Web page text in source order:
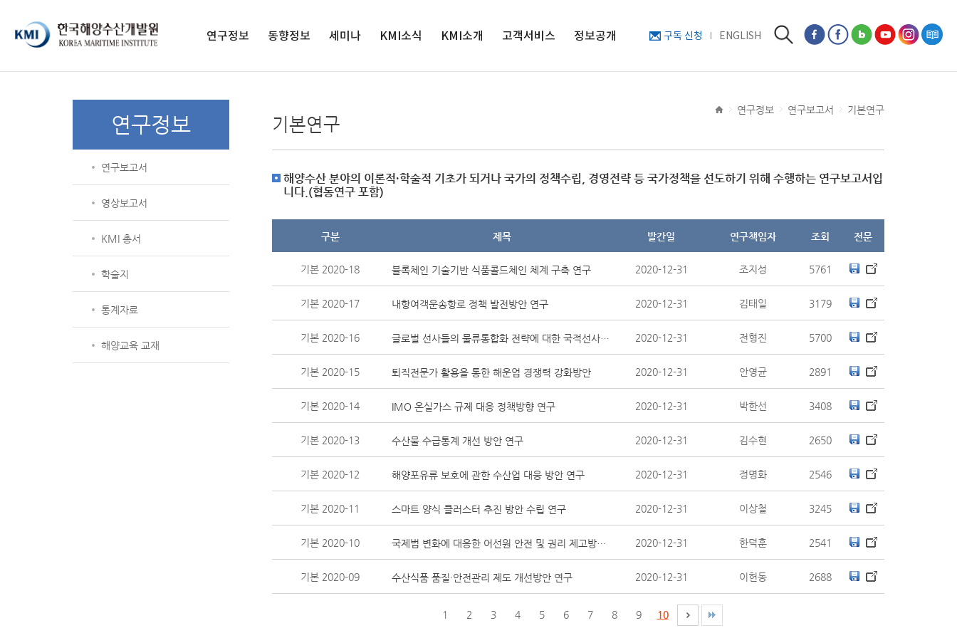
구독 신청 ENGLISH
검색
페이스북 페이지
페이스북 프로필
네이버블로그 인스타그램
전자도서관
연구정보
학술지
동향정보
종간 간행물
세미나
망대회
럼
KMI소식
보도자료
영상보도
KMI소개
연구사업
조직도
클린신고센터
KMI 홍보관
오시는 길
고객서비스
발간자료 구독안
정보공개
연구정보
연구보고서
영상보고서
KMI 총서
학술지
통계자료
해양교육 교재
연구정보 연구보고서 기본연구
기본연구
해양수산 분야의 이론적·학술적 기초가 되거나 국가의 정책수립, 경영전략 등 국가정책을 선도하기 위해 수행하는 연구보고서입
니다.(협동연구 포함)
구분 제목 발간일 연구책임자 조회 전문
기본 2020-18 블록체인 기술기반 식품콜드체인 체계 구축 연구 2020-12-31 조지성 5761
기본 2020-17 내항여객운송항로 정책 발전방안 연구 2020-12-31 김태일 3179
기본 2020-16 글로벌 선사들의 물류통합화 전략에 대한 국적선사의 대응방안 2020-12-31 전형진 5700
기본 2020-15 퇴직전문가 활용을 통한 해운업 경쟁력 강화방안 2020-12-31 안영균 2891
기본 2020-14 IMO 온실가스 규제 대응 정책방향 연구 2020-12-31 박한선 3408
기본 2020-13 수산물 수급통계 개선 방안 연구 2020-12-31 김수현 2650
기본 2020-12 해양포유류 보호에 관한 수산업 대응 방안 연구 2020-12-31 정명화 2546
기본 2020-11 스마트 양식 클러스터 추진 방안 수립 연구 2020-12-31 이상철 3245
기본 2020-10 국제법 변화에 대응한 어선원 안전 및 권리 제고방안 연구 2020-12-31 한덕훈 2541
기본 2020-09 수산식품 품질·안전관리 제도 개선방안 연구 2020-12-31 이헌동 2688
1 2 3 4 5 6 7 8 9 10